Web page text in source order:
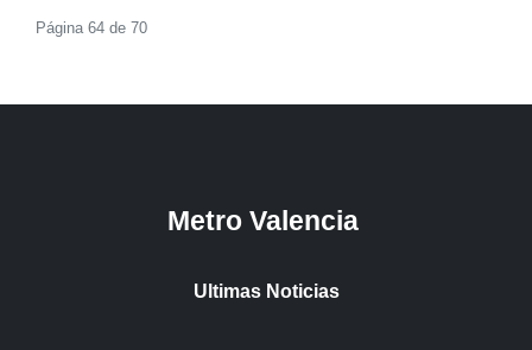
Página 64 de 70
Metro Valencia
Ultimas Noticias